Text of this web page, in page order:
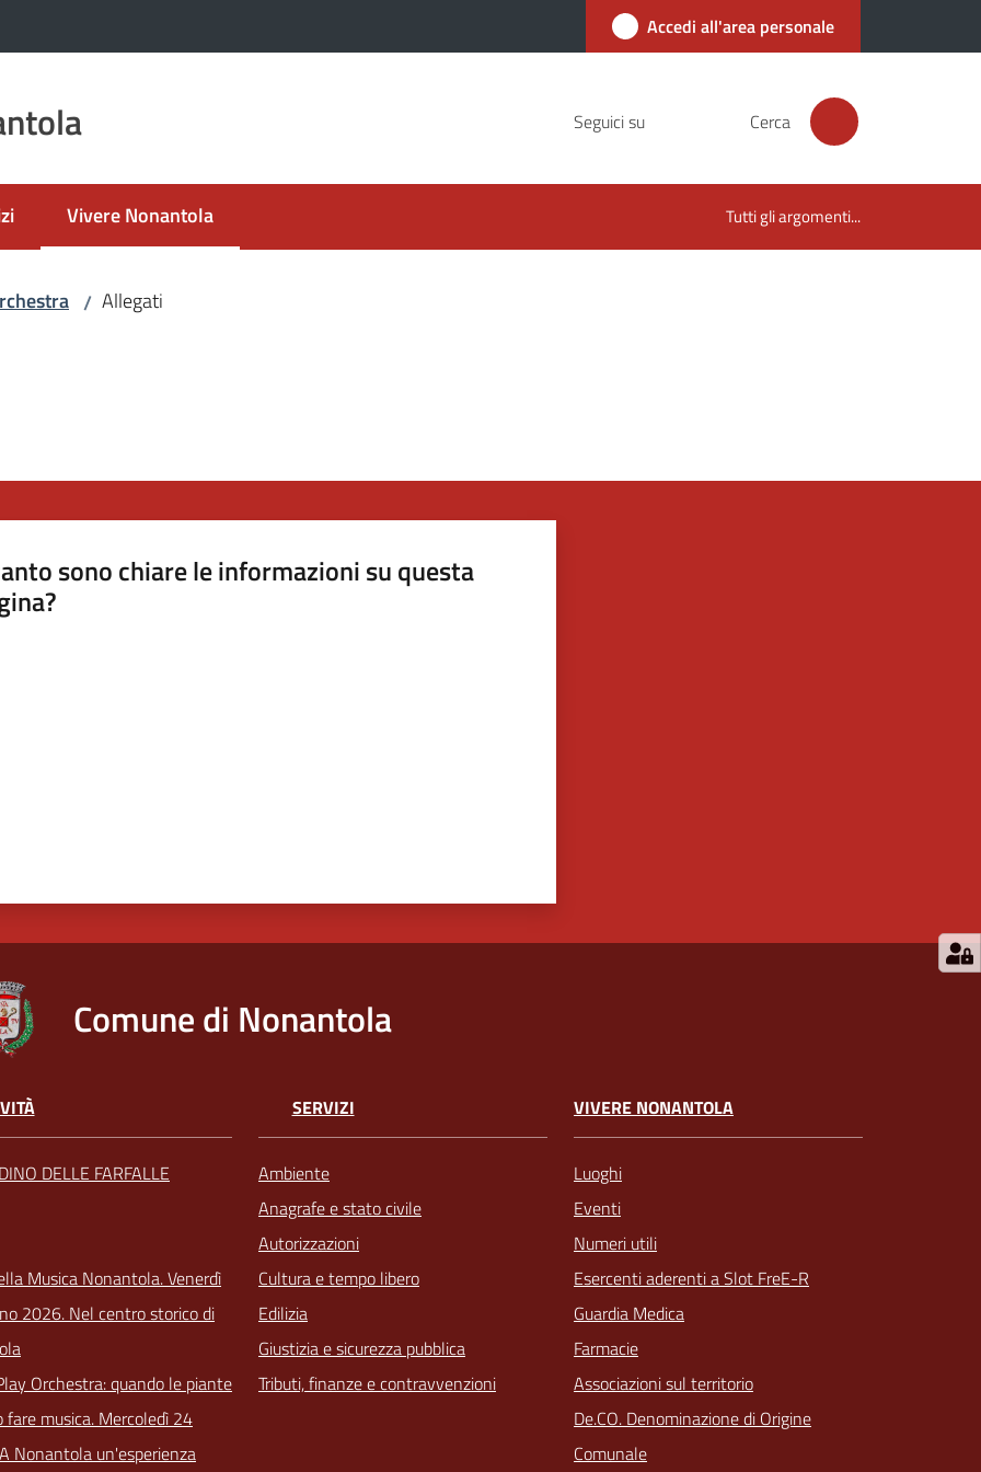
Accedi all'area personale
Seguici su Cerca
Vivere Nonantola
Menu selezionato Tutti gli argomenti...
/ Allegati
sono chiare le informazioni su questa
Comune di Nonantola
DELLE FARFALLE
Musica Nonantola. Venerdì
2026. Nel centro storico di
Orchestra: quando le piante
fare musica. Mercoledì 24
Nonantola un'esperienza
SERVIZI
Ambiente
Anagrafe e stato civile
Autorizzazioni
Cultura e tempo libero
Edilizia
Giustizia e sicurezza pubblica
Tributi, finanze e contravvenzioni
VIVERE NONANTOLA
Luoghi
Eventi
Numeri utili
Esercenti aderenti a Slot FreE-R
Guardia Medica
Farmacie
Associazioni sul territorio
De.CO. Denominazione di Origine
Comunale